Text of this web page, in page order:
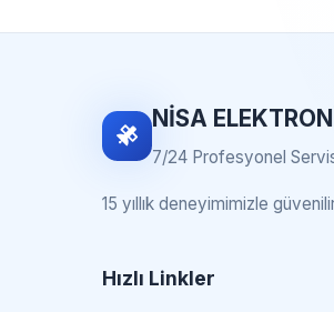
NİSA
7/24 Profesyonel
15 yıllık deneyimimizle
Hızlı Linkler